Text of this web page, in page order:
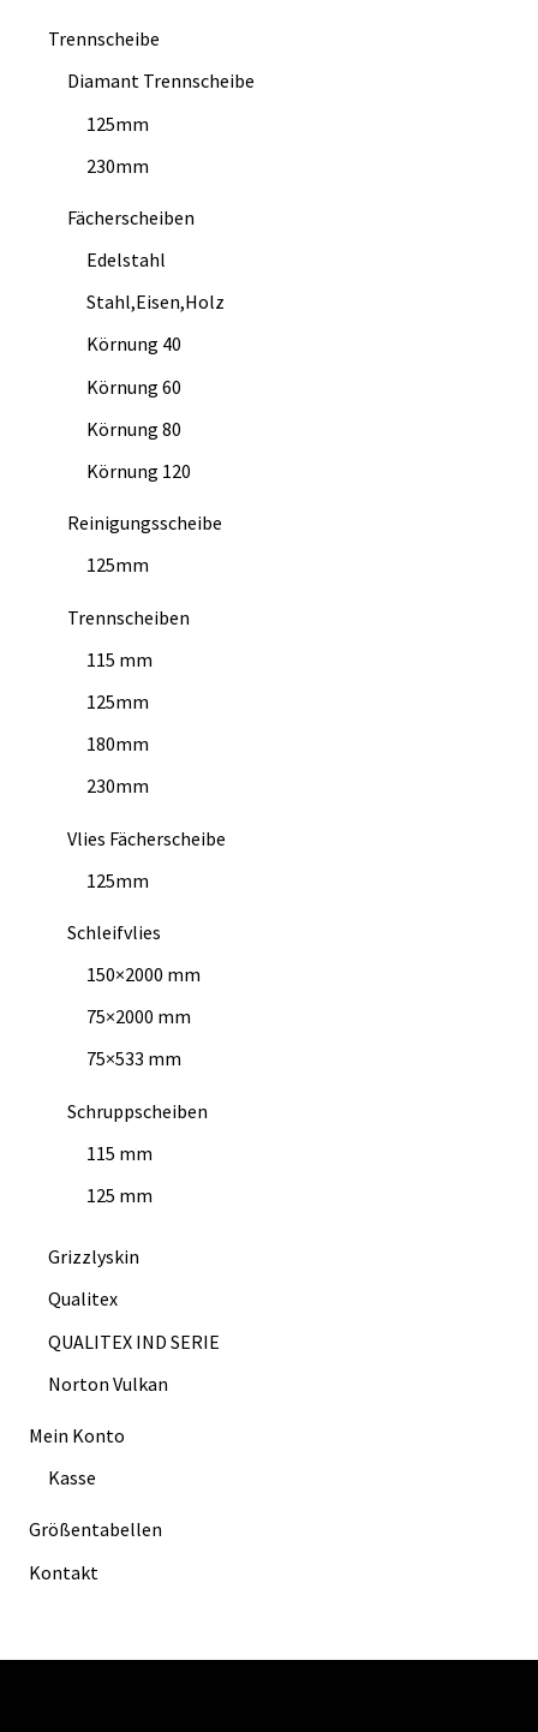
Trennscheibe
Diamant Trennscheibe
125mm
230mm
Fächerscheiben
Edelstahl
Stahl,Eisen,Holz
Körnung 40
Körnung 60
Körnung 80
Körnung 120
Reinigungsscheibe
125mm
Trennscheiben
115 mm
125mm
180mm
230mm
Vlies Fächerscheibe
125mm
Schleifvlies
150×2000 mm
75×2000 mm
75×533 mm
Schruppscheiben
115 mm
125 mm
Grizzlyskin
Qualitex
QUALITEX IND SERIE
Norton Vulkan
Mein Konto
Kasse
Größentabellen
Kontakt